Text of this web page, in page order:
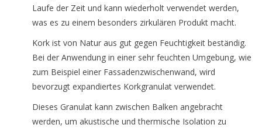
Laufe der Zeit und kann wiederholt verwendet werden,
was es zu einem besonders zirkulären Produkt macht.
Kork ist von Natur aus gut gegen Feuchtigkeit beständig.
Bei der Anwendung in einer sehr feuchten Umgebung, wie
zum Beispiel einer Fassadenzwischenwand, wird
bevorzugt expandiertes Korkgranulat verwendet.
Dieses Granulat kann zwischen Balken angebracht
werden, um akustische und thermische Isolation zu